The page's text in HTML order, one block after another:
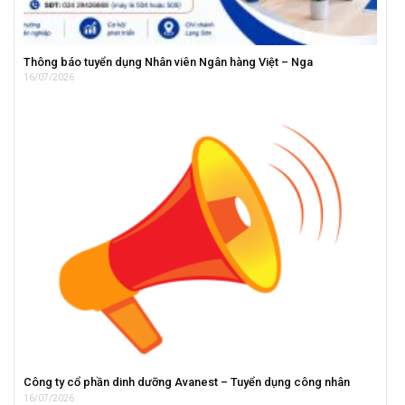
Thông báo tuyển dụng Nhân viên Ngân hàng Việt – Nga
16/07/2026
Công ty cổ phần dinh dưỡng Avanest – Tuyển dụng công nhân
16/07/2026